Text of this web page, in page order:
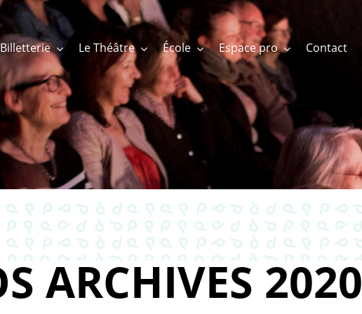
Billetterie Le Théâtre École Espace pro Contact
ARCHIVES 2020